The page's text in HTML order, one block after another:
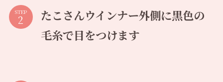
STEP
たこさんウインナー外側に黒色の
毛糸で目をつけます